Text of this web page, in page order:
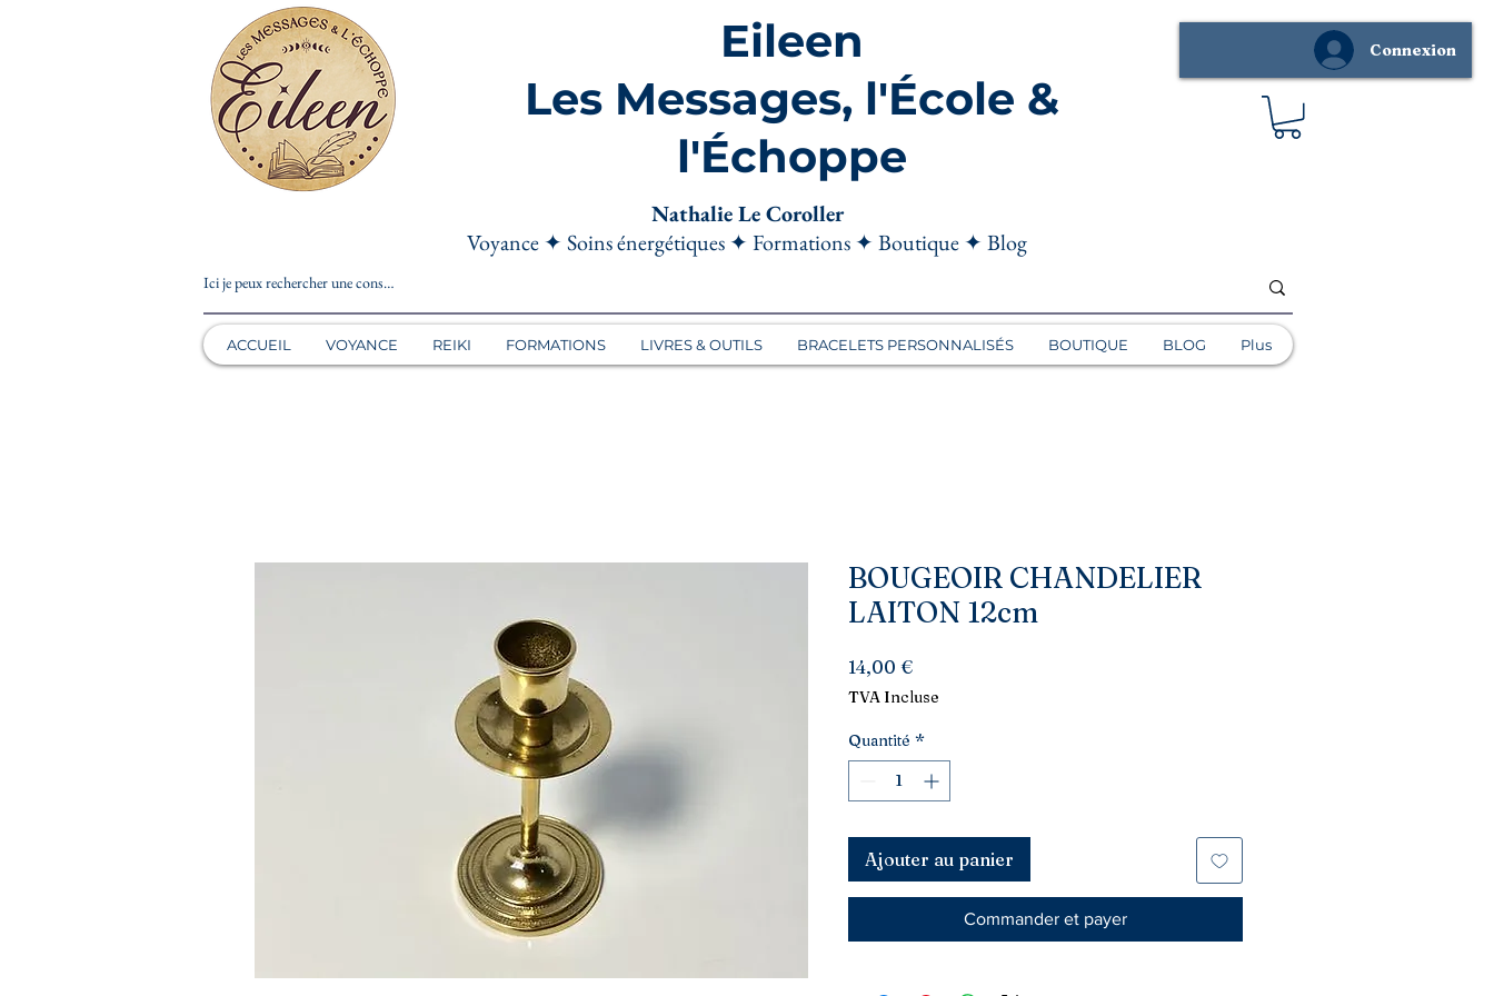
Connexion
Eileen
Les Messages, l'École &
l'Échoppe
Nathalie Le Coroller
Voyance ✦ Soins énergétiques ✦ Formations ✦ Boutique ✦ Blog
ACCUEIL VOYANCE REIKI FORMATIONS LIVRES & OUTILS BRACELETS PERSONNALISÉS BOUTIQUE BLOG Plus
BOUGEOIR CHANDELIER
LAITON 12cm
14,00 €Prix
TVA Incluse
Quantité *
Ajouter au panier
Commander et payer